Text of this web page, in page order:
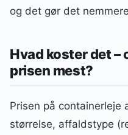
og det gør det
Hvad koster det –
prisen mest?
Prisen på
størrelse, affaldstype